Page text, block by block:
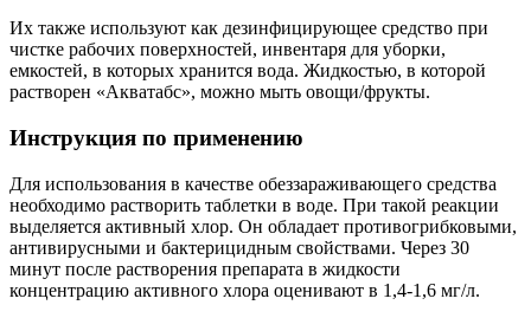
Их также используют как дезинфицирующее средство при
чистке рабочих поверхностей, инвентаря для уборки,
емкостей, в которых хранится вода. Жидкостью, в которой
растворен «Акватабс», можно мыть овощи/фрукты.
Инструкция по применению
Для использования в качестве обеззараживающего средства
необходимо растворить таблетки в воде. При такой реакции
выделяется активный хлор. Он обладает противогрибковыми,
антивирусными и бактерицидным свойствами. Через 30
минут после растворения препарата в жидкости
концентрацию активного хлора оценивают в 1,4-1,6 мг/л.